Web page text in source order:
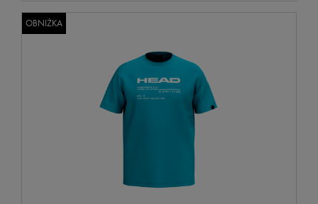
OBNIŻKA